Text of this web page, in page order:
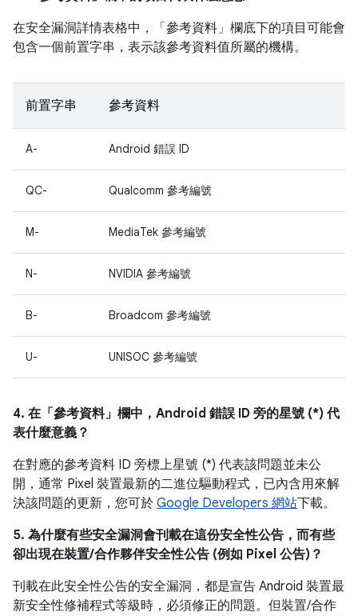
在安全漏洞詳情表格中，「參考資料」 欄底下的項目可能會
包含一個前置字串，表示該參考資料值所屬的機構。
前置字串 參考資料
A- Android 錯誤 ID
QC- Qualcomm 參考編號
M- MediaTek 參考編號
N- NVIDIA 參考編號
B- Broadcom 參考編號
U- UNISOC 參考編號
4. 在「參考資料」 欄中，Android 錯誤 ID 旁的星號 (*) 代
表什麼意義？
在對應的參考資料 ID 旁標上星號 (*) 代表該問題並未公
開，通常 Pixel 裝置最新的二進位驅動程式，已內含用來解
決該問題的更新，您可於 Google Developers 網站下載。
5. 為什麼有些安全漏洞會刊載在這份安全性公告，而有些
卻出現在裝置/合作夥伴安全性公告 (例如 Pixel 公告)？
刊載在此安全性公告的安全漏洞，都是宣告 Android 裝置最
新安全性修補程式等級時，必須修正的問題。但裝置/合作